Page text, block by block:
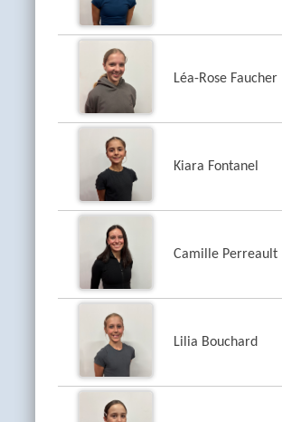
Léa-Rose Faucher
Kiara Fontanel
Camille Perreault
Lilia Bouchard